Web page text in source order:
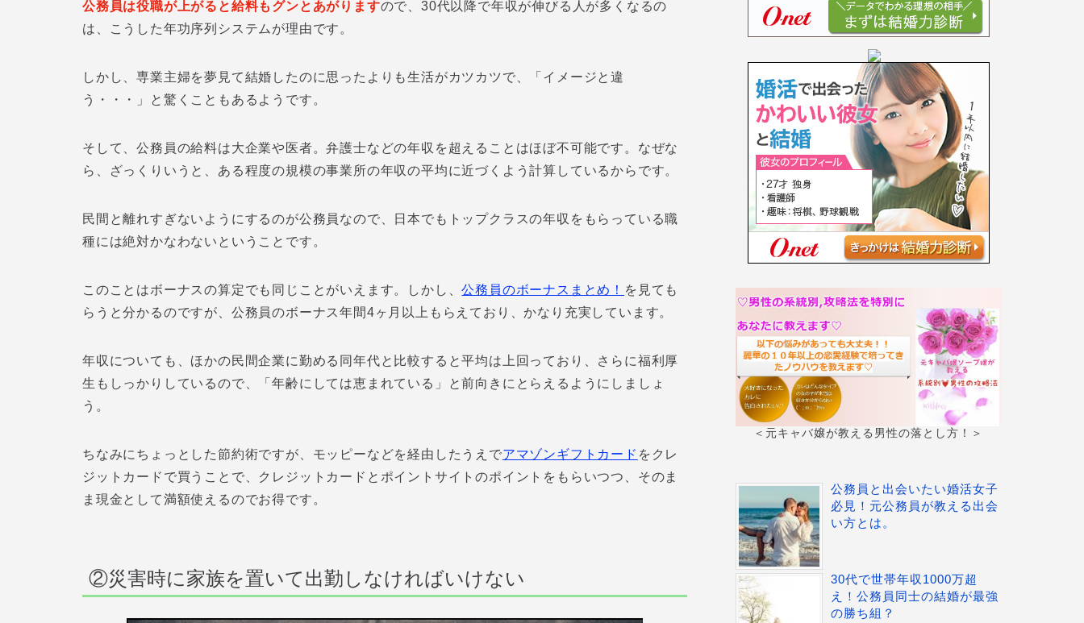
公務員は役職が上がると給料もグンとあがりますので、30代以降で年収が伸びる人が多くなるの
は、こうした年功序列システムが理由です。
しかし、専業主婦を夢見て結婚したのに思ったよりも生活がカツカツで、「イメージと違
う・・・」と驚くこともあるようです。
そして、公務員の給料は大企業や医者。弁護士などの年収を超えることはほぼ不可能です。なぜな
ら、ざっくりいうと、ある程度の規模の事業所の年収の平均に近づくよう計算しているからです。
民間と離れすぎないようにするのが公務員なので、日本でもトップクラスの年収をもらっている職
種には絶対かなわないということです。
このことはボーナスの算定でも同じことがいえます。しかし、公務員のボーナスまとめ！ を見ても
らうと分かるのですが、公務員のボーナス年間4ヶ月以上もらえており、かなり充実しています。
年収についても、ほかの民間企業に勤める同年代と比較すると平均は上回っており、さらに福利厚
生もしっかりしているので、「年齢にしては恵まれている」と前向きにとらえるようにしましょ
う。
ちなみにちょっとした節約術ですが、モッピーなどを経由したうえでアマゾンギフトカード をクレ
ジットカードで買うことで、クレジットカードとポイントサイトのポイントをもらいつつ、そのま
ま現金として満額使えるのでお得です。
②災害時に家族を置いて出勤しなければいけない
＜元キャバ嬢が教える男性の落とし方！＞
公務員と出会いたい婚活女子
必見！元公務員が教える出会
い方とは。
30代で世帯年収1000万超
え！公務員同士の結婚が最強
の勝ち組？